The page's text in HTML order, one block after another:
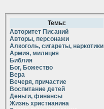
Темы:
Авторитет Писаний
Авторы, персонажи
Алкоголь, сигареты, наркотики
Армия, милиция
Библия
Бог, Божество
Вера
Вечеря, причастие
Воспитание детей
Деньги, финансы
Жизнь христианина